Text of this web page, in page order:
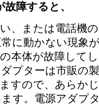
障すると、
、または電話機
に動かない現象
本体が故障して
プターは市販の
すので、あらか
す。電源アダプ